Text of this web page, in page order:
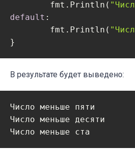
	fmt.Println(
default :
	fmt.Println(
В результате будет выведено:
Число меньше пяти
Число меньше десяти